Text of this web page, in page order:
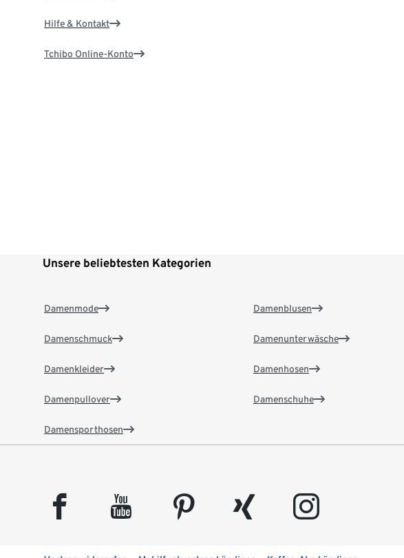
Hilfe & Kontakt
Tchibo Online-Konto
Unsere beliebtesten Kategorien
Damenmode
Damenschmuck
Damenkleider
Damenpullover
Damensporthosen
Damenblusen
Damenunterwäsche
Damenhosen
Damenschuhe
facebook youtube pinterest xing instagram